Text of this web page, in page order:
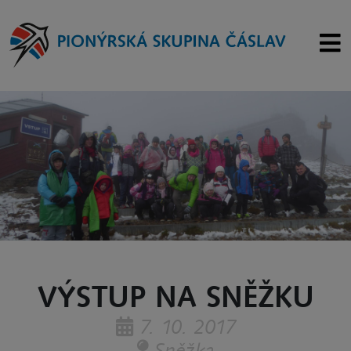
VÝSTUP NA SNĚŽKU
7. 10. 2017